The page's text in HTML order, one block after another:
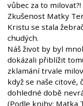
vůbec za to milovat?!
Zkušenost Matky
Kristu se stala
chudých.
Náš život by byl
dokázali přiblížit
zklamání trvale
když se naše citové,
dohledné době
(Podle knihy: Matka